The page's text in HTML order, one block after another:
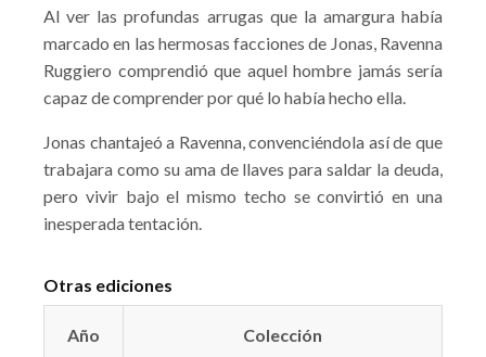
Al ver las profundas arrugas que la amargura había
marcado en las hermosas facciones de Jonas, Ravenna
Ruggiero comprendió que aquel hombre jamás sería
capaz de comprender por qué lo había hecho ella.
Jonas chantajeó a Ravenna, convenciéndola así de que
trabajara como su ama de llaves para saldar la deuda,
pero vivir bajo el mismo techo se convirtió en una
inesperada tentación.
Otras ediciones
Año Colección